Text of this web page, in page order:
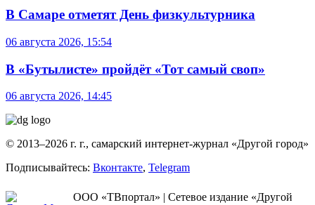
В Самаре отметят День физкультурника
06 августа 2026, 15:54
В «Бутылисте» пройдёт «Тот самый своп»
06 августа 2026, 14:45
© 2013–2026 г. г., самарский интернет-журнал «Другой город»
Подписывайтесь: Вконтакте, Telegram
ООО «ТВпортал» | Сетевое издание «Другой